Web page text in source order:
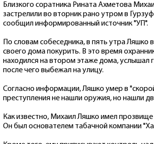
Близкого соратника Рината Ахметова
застрелили во вторник рано утром в
сообщил информированный источник "УП".
По словам собеседника, в пять утра Ляшко
своего дома покурить. В это время
находился на втором этаже дома, услышал
после чего выбежал на улицу.
Согласно информации, Ляшко умер в
преступления не нашли оружия, но нашли
Как известно, Михаил Ляшко имел
Он был основателем табачной компании